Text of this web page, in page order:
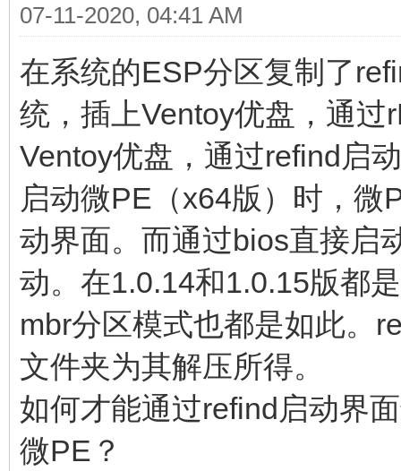
07-11-2020, 04:41 AM
在系统的ESP分区复制了
统，插上Ventoy优盘，通
Ventoy优盘，通过refind启
启动微PE（x64版）时，微
动界面。而通过bios直接启
动。在1.0.14和1.0.15版都
mbr分区模式也都是如此。
文件夹为其解压所得。
如何才能通过refind启动界
微PE？